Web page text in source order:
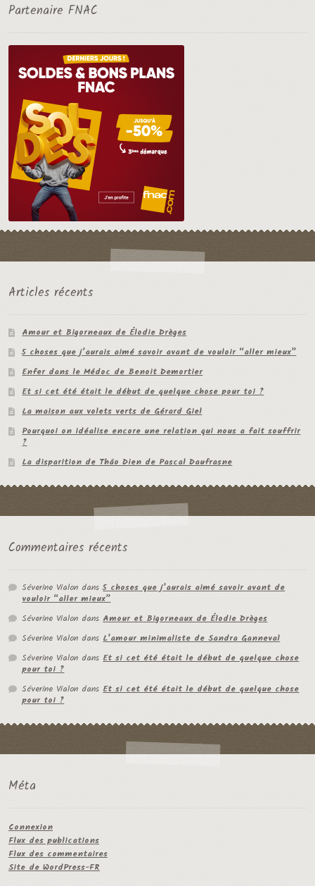
Partenaire FNAC
Articles récents
Amour et Bigorneaux de Élodie Drèges
5 choses que j’aurais aimé savoir avant de vouloir “aller mieux”
Enfer dans le Médoc de Benoit Demortier
Et si cet été était le début de quelque chose pour toi ?
La maison aux volets verts de Gérard Giel
Pourquoi on idéalise encore une relation qui nous a fait souffrir
?
La disparition de Thâo Dien de Pascal Daufrasne
Commentaires récents
Séverine Vialon dans5 choses que j’aurais aimé savoir avant de
vouloir “aller mieux”
Séverine Vialon dansAmour et Bigorneaux de Élodie Drèges
Séverine Vialon dans L’amour minimaliste de Sandra Ganneval
Séverine Vialon dans Et si cet été était le début de quelque chose
pour toi ?
Séverine Vialon dans Et si cet été était le début de quelque chose
pour toi ?
Méta
Connexion
Flux des publications
Flux des commentaires
Site de WordPress-FR